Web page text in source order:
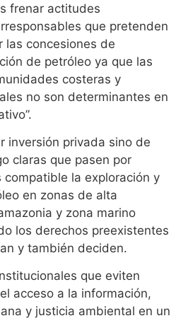
frenar actitudes
que pretenden
las concesiones de
de petróleo ya que las
costeras y
no son determinantes en
inversión privada sino de
claras que pasen por
compatible la exploración y
en zonas de alta
y zona marino
los derechos preexistentes
y también deciden.
que eviten
acceso a la información,
y justicia ambiental en un